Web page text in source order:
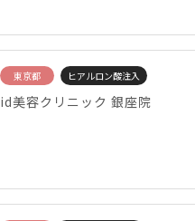
東京都 ヒアルロン酸注入
id美容クリニック 銀座院